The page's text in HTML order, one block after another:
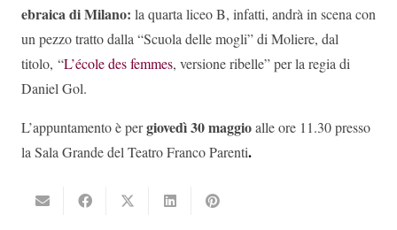
ebraica di Milano: la quarta liceo B, infatti, andrà in scena con
un pezzo tratto dalla “Scuola delle mogli” di Moliere, dal
titolo, “L’école des femmes, versione ribelle” per la regia di
Daniel Gol.
L’appuntamento è pergiovedì 30 maggioalle ore 11.30 presso
la Sala Grande del Teatro Franco Parenti.